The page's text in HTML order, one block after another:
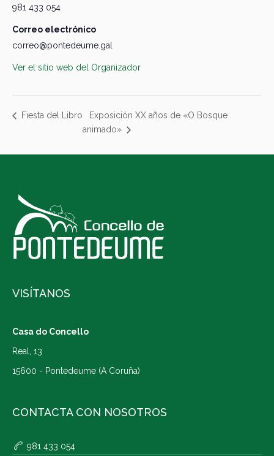
981 433 054
Correo electrónico
correo@pontedeume.gal
Ver el sitio web del Organizador
Fiesta del Libro
Exposición XX años de «O Bosque
animado»
VISÍTANOS
Casa do Concello
Real, 13
15600 - Pontedeume (A Coruña)
CONTACTA CON NOSOTROS
981 433 054